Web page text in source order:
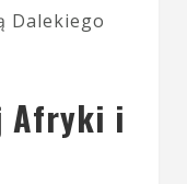
Dalekiego
Afryki i